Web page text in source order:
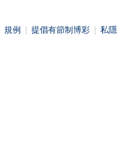
規例 提倡有節制博彩 私